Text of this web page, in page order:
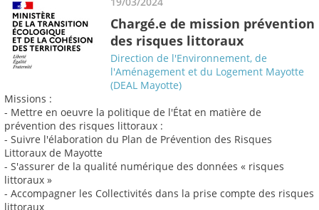
Chargé.e de mission prévention
des risques littoraux
Direction de l'Environnement, de
l'Aménagement et du Logement Mayotte
(DEAL Mayotte)
Missions :
- Mettre en oeuvre la politique de l'État en matière de
prévention des risques littoraux :
- Suivre l'élaboration du Plan de Prévention des Risques
Littoraux de Mayotte
- S'assurer de la qualité numérique des données « risques
littoraux »
- Accompagner les Collectivités dans la prise compte des risques
littoraux